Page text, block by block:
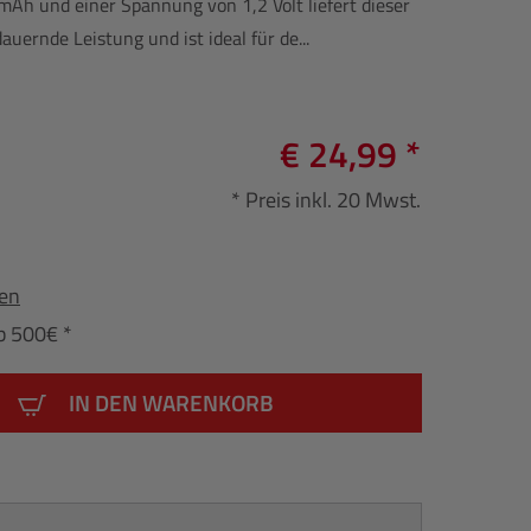
Leistung und ist ideal für de...
€ 24,99 *
* Preis inkl. 20 Mwst.
500€ *
IN DEN WARENKORB